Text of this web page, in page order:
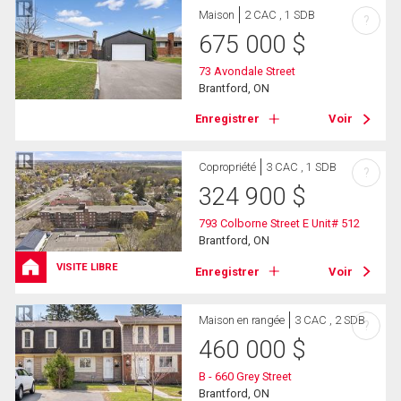
Maison 2 CAC , 1 SDB
675 000 $
73 Avondale Street
Brantford, ON
Enregistrer Voir
?
VISITE LIBRE
Copropriété 3 CAC , 1 SDB
324 900 $
793 Colborne Street E Unit# 512
Brantford, ON
Enregistrer Voir
?
Maison en rangée 3 CAC , 2 SDB
460 000 $
B - 660 Grey Street
Brantford, ON
?